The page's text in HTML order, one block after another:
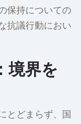
保持についての
抗議行動におい
境界を
とどまらず、国